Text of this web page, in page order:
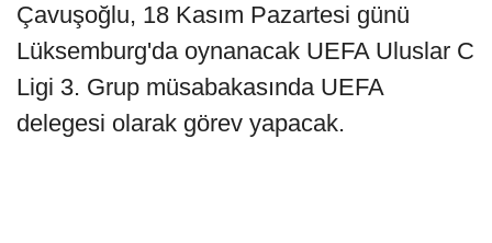
Çavuşoğlu, 18 Kasım Pazartesi günü
Lüksemburg'da oynanacak UEFA Uluslar C
Ligi 3. Grup müsabakasında UEFA
delegesi olarak görev yapacak.